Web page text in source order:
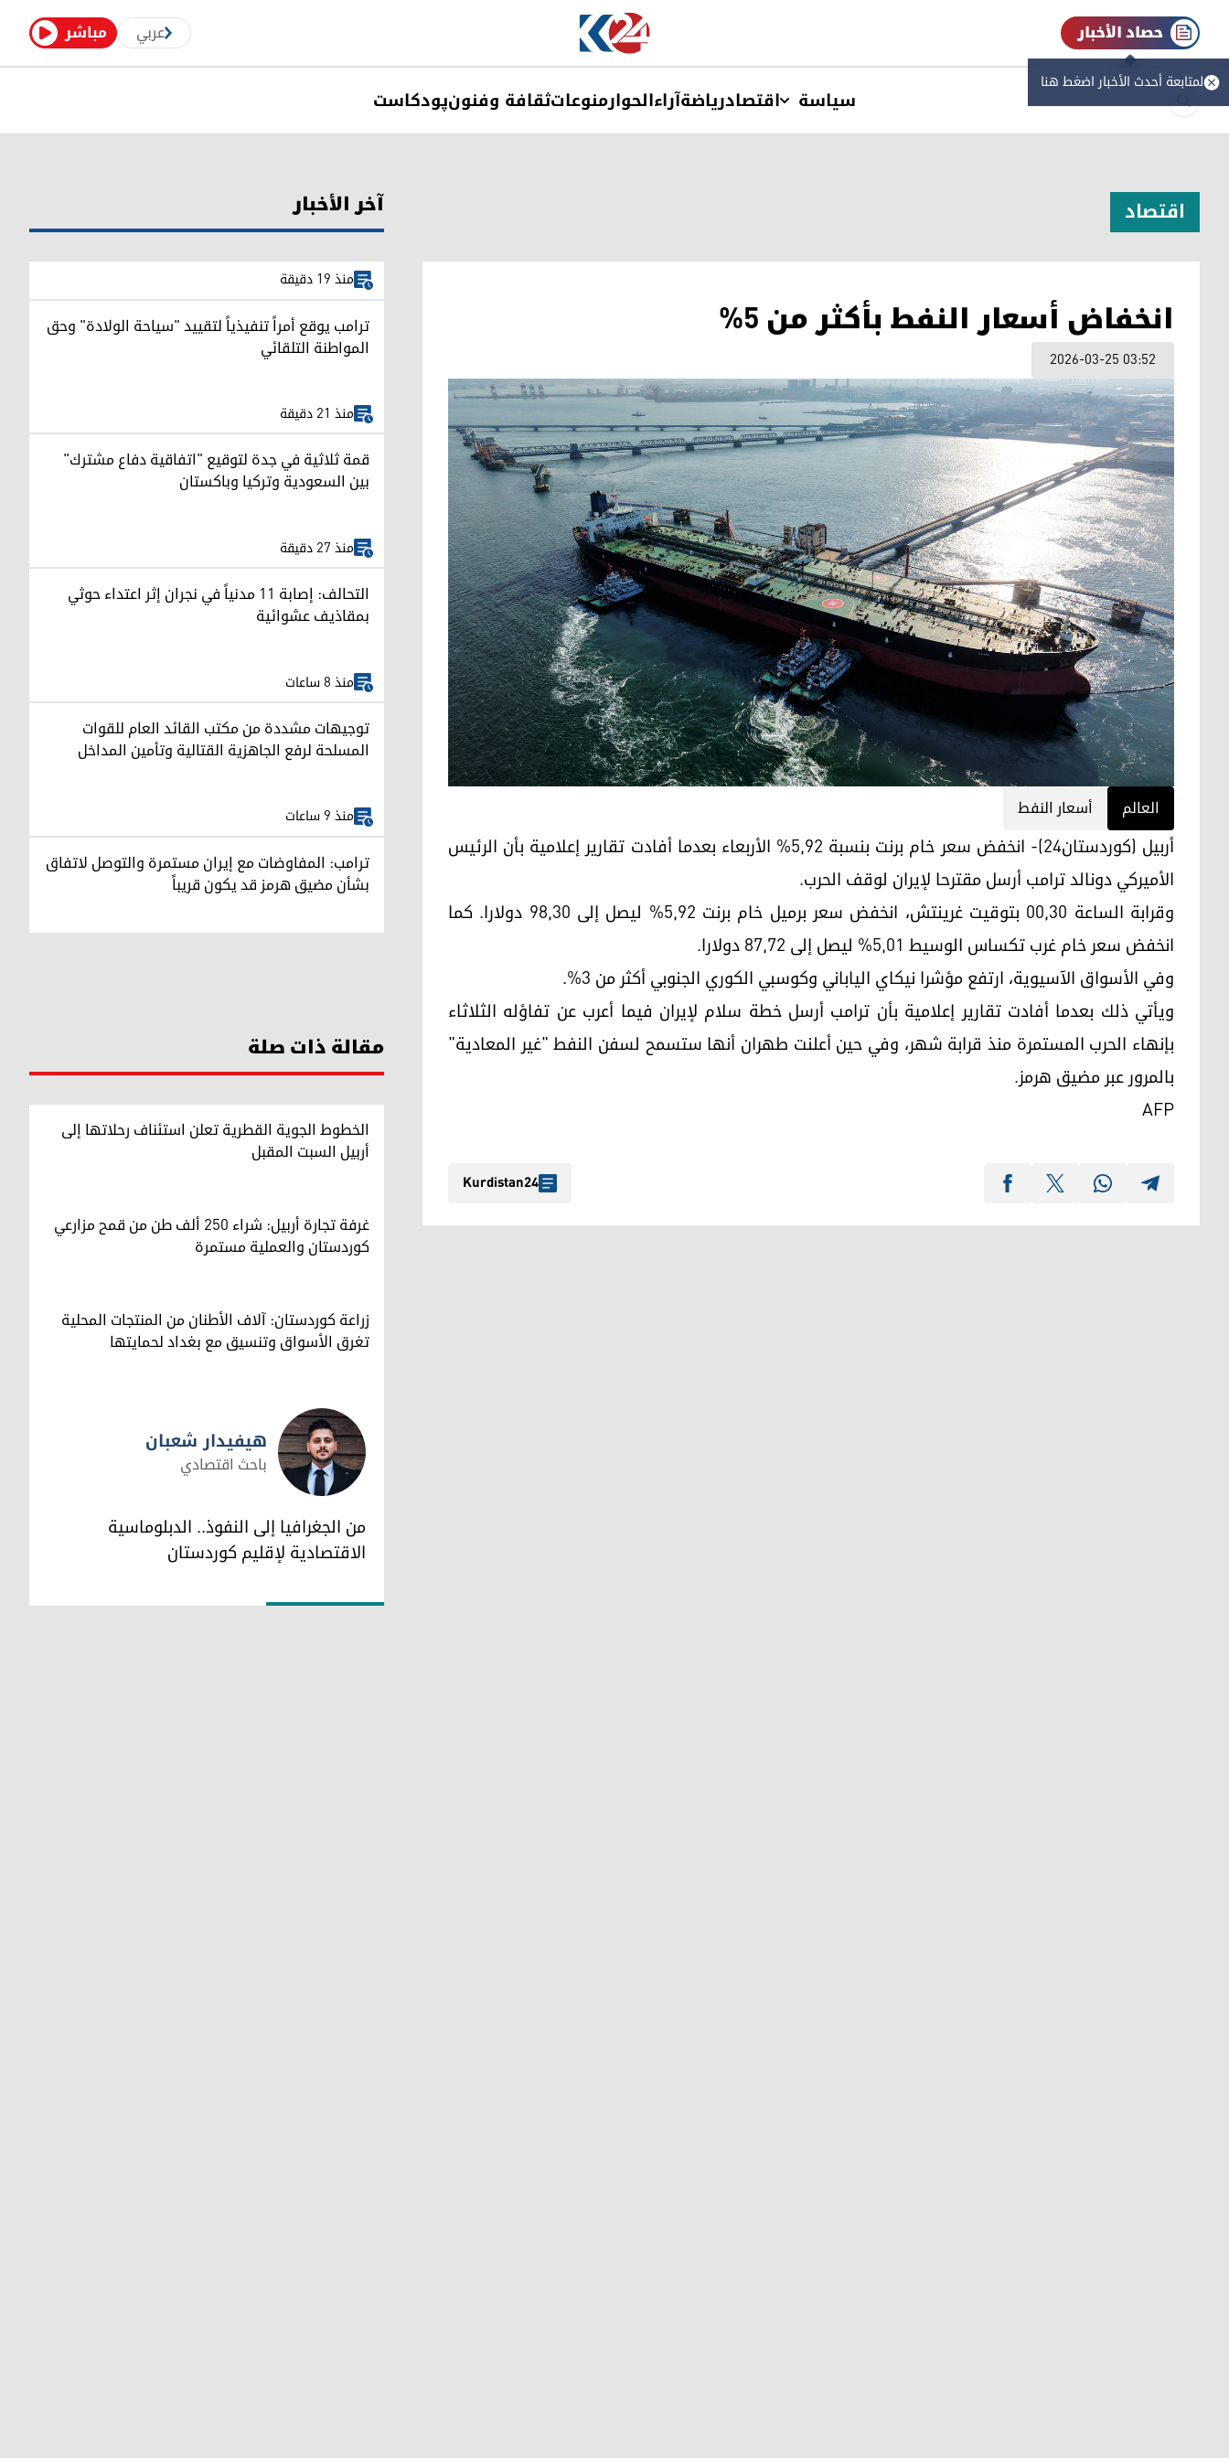
مباشر عربي حصاد الأخبار
لمتابعة أحدث الأخبار اضغط هنا
سیاسة اقتصادریاضةآراءالحوارمنوعاتثقافة وفنونپودکاست
اقتصاد
انخفاض أسعار النفط بأكثر من 5%
2026-03-25 03:52
العالم أسعار النفط
أربيل (كوردستان24)- انخفض سعر خام برنت بنسبة 5,92% الأربعاء بعدما أفادت تقارير إعلامية بأن الرئيس
الأميركي دونالد ترامب أرسل مقترحا لإيران لوقف الحرب.
وقرابة الساعة 00,30 بتوقيت غرينتش، انخفض سعر برميل خام برنت 5,92% ليصل إلى 98,30 دولارا. كما
انخفض سعر خام غرب تكساس الوسيط 5,01% ليصل إلى 87,72 دولارا.
وفي الأسواق الآسيوية، ارتفع مؤشرا نيكاي الياباني وكوسبي الكوري الجنوبي أكثر من 3%.
ويأتي ذلك بعدما أفادت تقارير إعلامية بأن ترامب أرسل خطة سلام لإيران فيما أعرب عن تفاؤله الثلاثاء
بإنهاء الحرب المستمرة منذ قرابة شهر، وفي حين أعلنت طهران أنها ستسمح لسفن النفط "غير المعادية"
بالمرور عبر مضيق هرمز.
AFP
Kurdistan24
آخر الأخبار
منذ 19 دقيقة
ترامب يوقع أمراً تنفيذياً لتقييد "سياحة الولادة" وحق
المواطنة التلقائي
منذ 21 دقيقة
قمة ثلاثية في جدة لتوقيع "اتفاقية دفاع مشترك"
بين السعودية وتركيا وباكستان
منذ 27 دقيقة
التحالف: إصابة 11 مدنياً في نجران إثر اعتداء حوثي
بمقاذيف عشوائية
منذ 8 ساعات
توجيهات مشددة من مكتب القائد العام للقوات
المسلحة لرفع الجاهزية القتالية وتأمين المداخل
منذ 9 ساعات
ترامب: المفاوضات مع إيران مستمرة والتوصل لاتفاق
بشأن مضيق هرمز قد يكون قريباً
مقالة ذات صلة
الخطوط الجوية القطرية تعلن استئناف رحلاتها إلى
أربيل السبت المقبل
غرفة تجارة أربيل: شراء 250 ألف طن من قمح مزارعي
كوردستان والعملية مستمرة
زراعة كوردستان: آلاف الأطنان من المنتجات المحلية
تغرق الأسواق وتنسيق مع بغداد لحمايتها
هيفيدار شعبان
هيفيدار شعبان
باحث اقتصادي
من الجغرافيا إلى النفوذ.. الدبلوماسية
الاقتصادية لإقليم كوردستان